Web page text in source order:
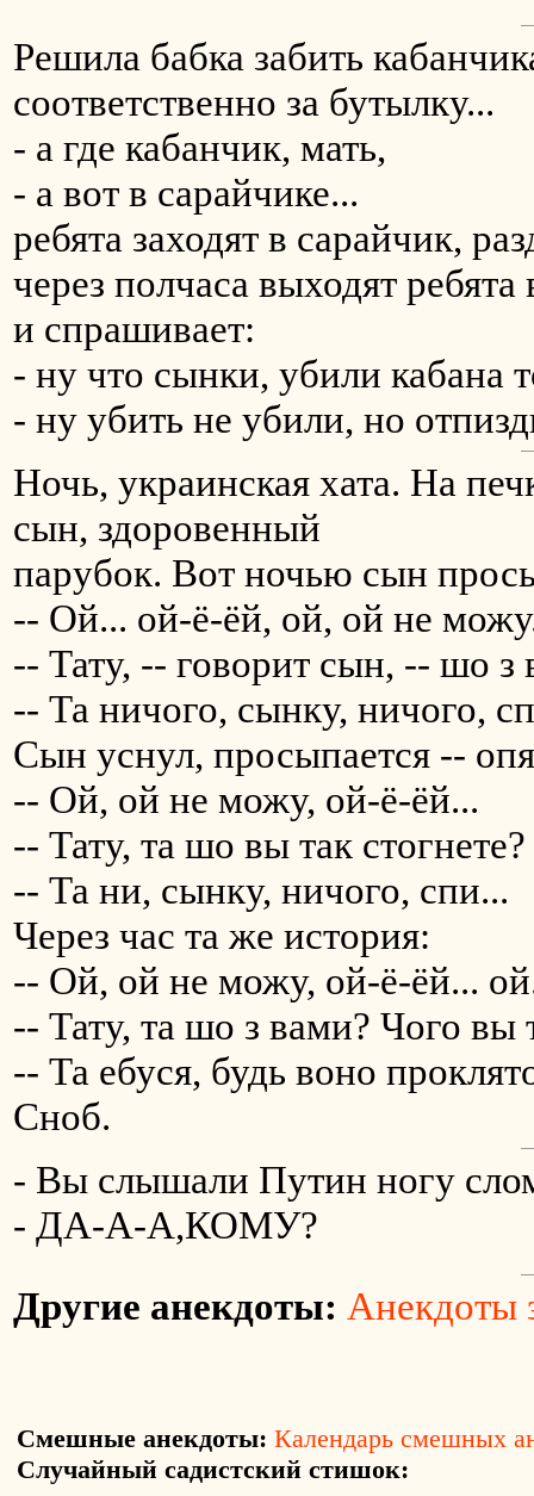
Решила бабка забить
соответственно за бутылку...
- а где кабанчик, мать,
- а вот в сарайчике...
ребята заходят в сарайчик,
через полчаса выходят
и спрашивает:
- ну что сынки, убили кабана
- ну убить не убили, но
Ночь, украинская хата. На
сын, здоровенный
парубок. Вот ночью сын
-- Ой... ой-ё-ёй, ой, ой не
-- Тату, -- говорит сын, -- шо з
-- Та ничого, сынку, ничого,
Сын уснул, просыпается --
-- Ой, ой не можу, ой-ё-ёй...
-- Тату, та шо вы так
-- Та ни, сынку, ничого, спи...
Через час та же история:
-- Ой, ой не можу, ой-ё-ёй...
-- Тату, та шо з вами? Чого вы
-- Та ебуся, будь воно
Сноб.
- Вы слышали Путин ногу
- ДА-А-А,КОМУ?
Другие анекдоты: Анекдоты
Смешные анекдоты: Календарь смешных
Случайный садистский стишок: